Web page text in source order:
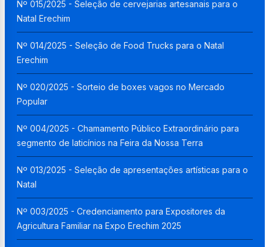
Nº 015/2025 - Seleção de cervejarias artesanais para o
Natal Erechim
Nº 014/2025 - Seleção de Food Trucks para o Natal
Erechim
Nº 020/2025 - Sorteio de boxes vagos no Mercado
Popular
Nº 004/2025 - Chamamento Público Extraordinário para
segmento de laticínios na Feira da Nossa Terra
Nº 013/2025 - Seleção de apresentações artísticas para o
Natal
Nº 003/2025 - Credenciamento para Expositores da
Agricultura Familiar na Expo Erechim 2025